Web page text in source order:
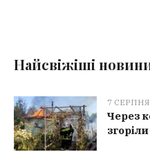
Найсвіжіші
7
Через